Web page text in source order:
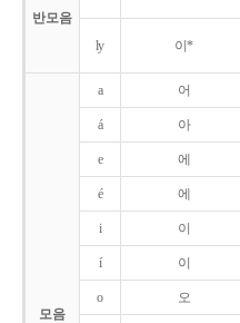
반모음
ly 이*
모음
a 어
á 아
e 에
é 에
i 이
í 이
o 오